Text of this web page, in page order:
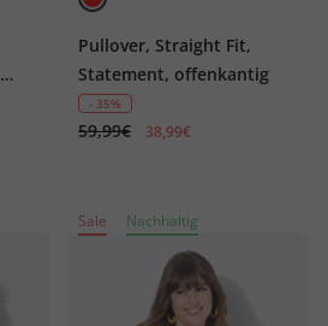
Pullover, Straight Fit,
Statement, offenkantig
- 35%
59,99€ 38,99€
Sale Nachhaltig